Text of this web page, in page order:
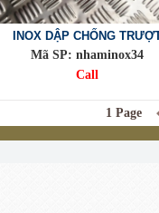
INOX DẬP CHỐNG
Mã SP: nhaminox34
Call
1 Page